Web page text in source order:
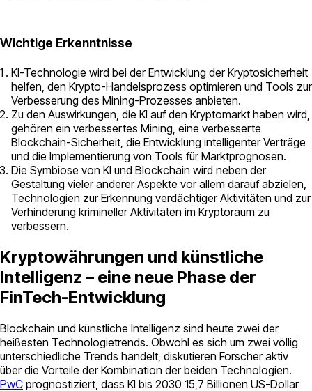
Wichtige Erkenntnisse
KI-Technologie wird bei der Entwicklung der Kryptosicherheit
helfen, den Krypto-Handelsprozess optimieren und Tools zur
Verbesserung des Mining-Prozesses anbieten.
Zu den Auswirkungen, die KI auf den Kryptomarkt haben wird,
gehören ein verbessertes Mining, eine verbesserte
Blockchain-Sicherheit, die Entwicklung intelligenter Verträge
und die Implementierung von Tools für Marktprognosen.
Die Symbiose von KI und Blockchain wird neben der
Gestaltung vieler anderer Aspekte vor allem darauf abzielen,
Technologien zur Erkennung verdächtiger Aktivitäten und zur
Verhinderung krimineller Aktivitäten im Kryptoraum zu
verbessern.
Kryptowährungen und künstliche
Intelligenz – eine neue Phase der
FinTech-Entwicklung
Blockchain und künstliche Intelligenz sind heute zwei der
heißesten Technologietrends. Obwohl es sich um zwei völlig
unterschiedliche Trends handelt, diskutieren Forscher aktiv
über die Vorteile der Kombination der beiden Technologien.
PwC prognostiziert, dass KI bis 2030 15,7 Billionen US-Dollar